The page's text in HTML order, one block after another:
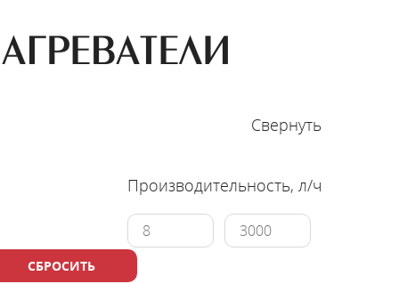
Свернуть
Производительность, л/ч